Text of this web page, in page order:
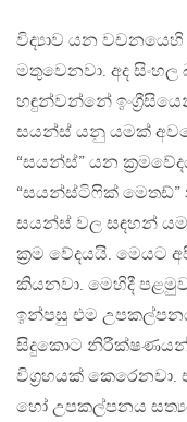
විද්‍යාව යන
මතුවෙනවා. අද සිංහල
හඳුන්වන්නේ
සයන්ස් යනු යමක්
“සයන්ස්” යන
“සයන්ස්ටිෆික්
සයන්ස් වල සඳහන්
ක්‍රම වේදයයි. මෙයට
කියනවා. මෙහිදී
ඉන්පසු එම
සිදුකොට නිරීක්ෂණයන්
විග්‍රහයක්
හෝ උපකල්පනය